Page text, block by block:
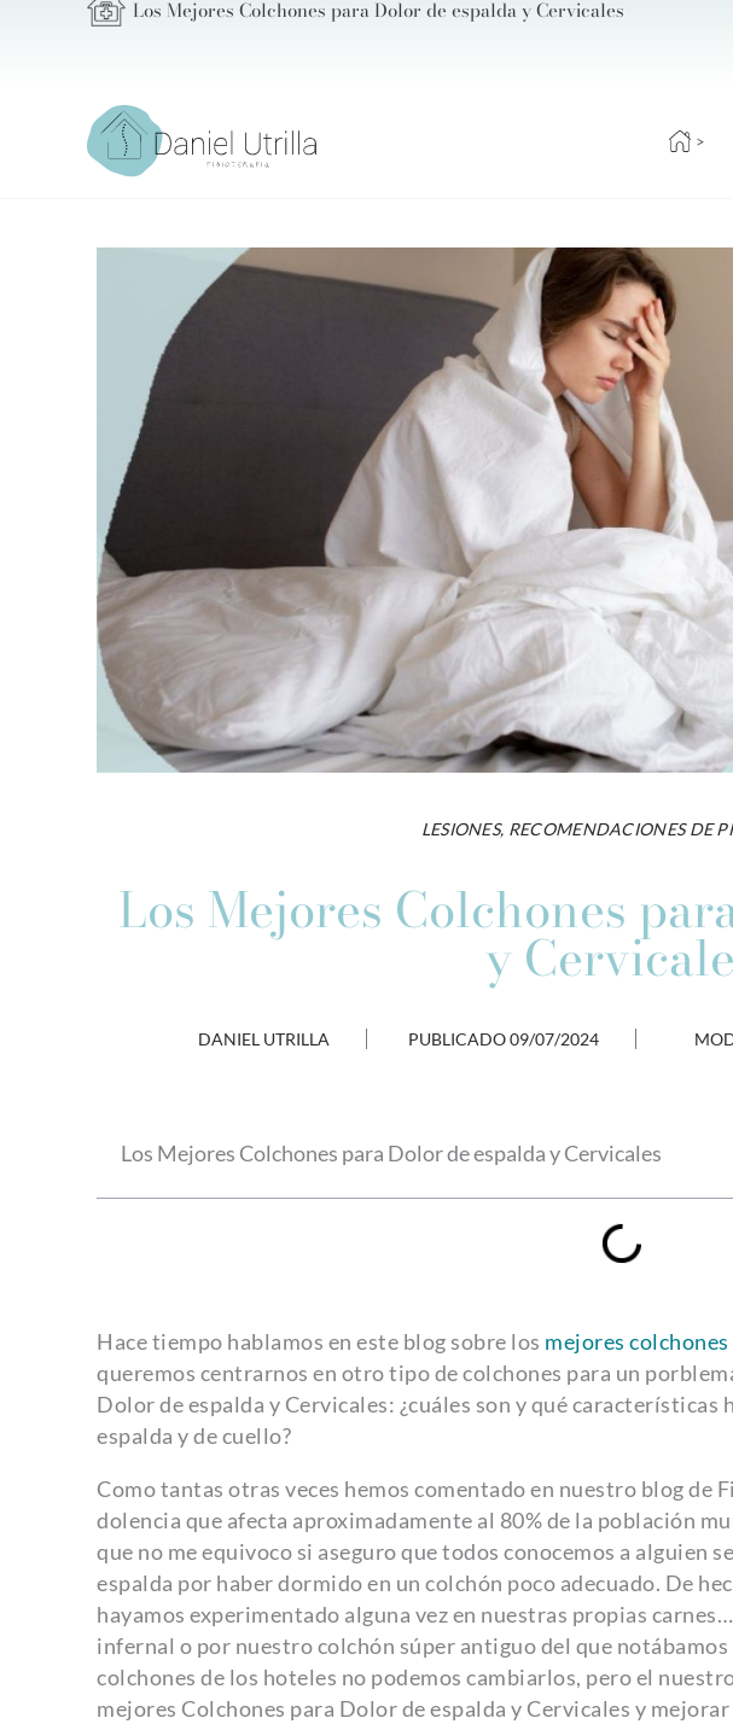
Los Mejores Colchones para Dolor de espalda y Cervicales
>
LESIONES, RECOMENDACIONES DE
Los Mejores Colchones
y
DANIEL UTRILLA PUBLICADO09/07/2024
Los Mejores Colchones para Dolor de espalda y Cervicales
Hace tiempo hablamos en este blog sobre los mejores
queremos centrarnos en otro tipo de colchones para un
Dolor de espalda y Cervicales: ¿cuáles son y qué
espalda y de cuello?
Como tantas otras veces hemos comentado en nuestro blog de
dolencia que afecta aproximadamente al 80% de la población
que no me equivoco si aseguro que todos conocemos a alguien
espalda por haber dormido en un colchón poco adecuado. De
hayamos experimentado alguna vez en nuestras propias
infernal o por nuestro colchón súper antiguo del que
colchones de los hoteles no podemos cambiarlos, pero el
mejores Colchones para Dolor de espalda y Cervicales y